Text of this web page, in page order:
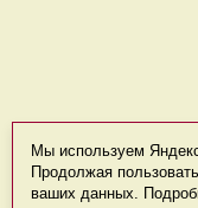
Мы используем
Продолжая
ваших данных.